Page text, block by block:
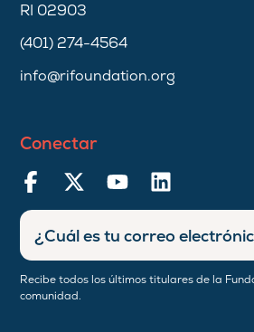
RI 02903
(401) 274-4564
info@rifoundation.org
Conectar
Recibe todos los últimos titulares de la
comunidad.
Ingresar
dirección
de
correo